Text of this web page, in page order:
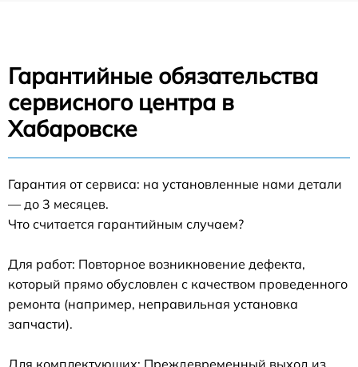
Гарантийные обязательства
сервисного центра в
Хабаровске
Гарантия от сервиса: на установленные нами детали
— до 3 месяцев.
Что считается гарантийным случаем?
Для работ: Повторное возникновение дефекта,
который прямо обусловлен с качеством проведенного
ремонта (например, неправильная установка
запчасти).